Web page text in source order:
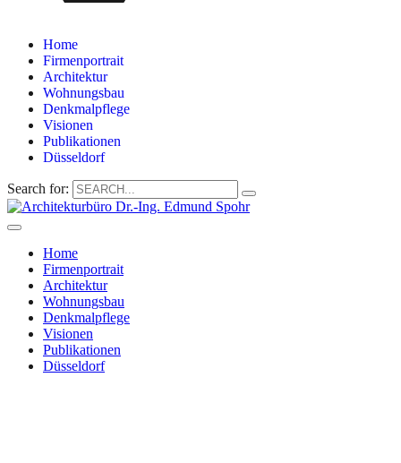
Home
Firmenportrait
Architektur
Wohnungsbau
Denkmalpflege
Visionen
Publikationen
Düsseldorf
Search for:
Home
Firmenportrait
Architektur
Wohnungsbau
Denkmalpflege
Visionen
Publikationen
Düsseldorf